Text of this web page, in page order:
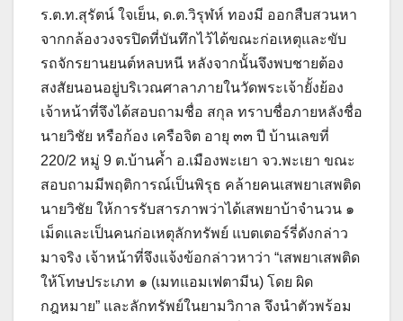
ร.ต.ท.สุรัตน์ ใจเย็น, ด.ต.วิรุฬห์ ทองมี ออกสืบสวนหา
จากกล้องวงจรปิดที่บันทึกไว้ได้ขณะก่อเหตุและขับ
รถจักรยานยนต์หลบหนี หลังจากนั้นจึงพบชายต้อง
สงสัยนอนอยู่บริเวณศาลาภายในวัดพระเจ้ายั้งย้อง
เจ้าหน้าที่จึงได้สอบถามชื่อ สกุล ทราบชื่อภายหลังชื่อ
นายวิชัย หรือก้อง เครือจิต อายุ ๓๓ ปี บ้านเลขที่
220/2 หมู่ 9 ต.บ้านค้ำ อ.เมืองพะเยา จว.พะเยา ขณะ
สอบถามมีพฤติการณ์เป็นพิรุธ คล้ายคนเสพยาเสพติด
นายวิชัย ให้การรับสารภาพว่าได้เสพยาบ้าจำนวน ๑
เม็ดและเป็นคนก่อเหตุลักทรัพย์ แบตเตอร์รี่ดังกล่าว
มาจริง เจ้าหน้าที่จึงแจ้งข้อกล่าวหาว่า “เสพยาเสพติด
ให้โทษประเภท ๑ (เมทแอมเฟตามีน) โดย ผิด
กฎหมาย” และลักทรัพย์ในยามวิกาล จึงนำตัวพร้อม